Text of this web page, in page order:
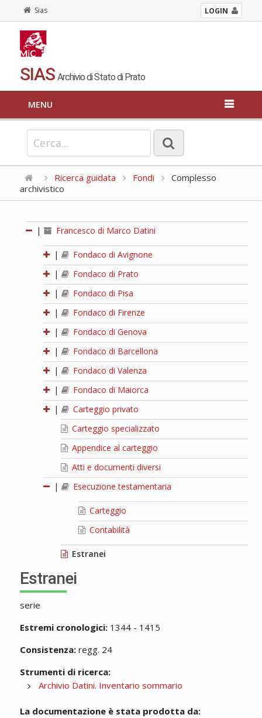
Sias LOGIN
SIAS Archivio di Stato di Prato
MENU
Ricerca guidata Fondi
Complesso
archivistico
| Francesco di Marco Datini
|
Fondaco di Avignone
|
Fondaco di Prato
|
Fondaco di Pisa
|
Fondaco di Firenze
|
Fondaco di Genova
|
Fondaco di Barcellona
|
Fondaco di Valenza
|
Fondaco di Maiorca
|
Carteggio privato
Carteggio specializzato
Appendice al carteggio
Atti e documenti diversi
|
Esecuzione testamentaria
Carteggio
Contabilità
Estranei
Estranei
serie
Estremi cronologici:1344 - 1415
Consistenza:regg. 24
Strumenti di ricerca:
Archivio Datini. Inventario sommario
La documentazione è stata prodotta da: